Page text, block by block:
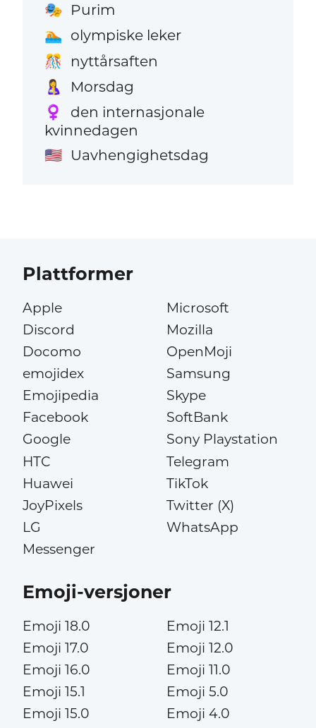
🎭 Purim
🏊 olympiske leker
🎊 nyttårsaften
🤱 Morsdag
♀️
den internasjonale
kvinnedagen
🇺🇸 Uavhengighetsdag
Plattformer
Apple
Discord
Docomo
emojidex
Emojipedia
Facebook
Google
HTC
Huawei
JoyPixels
LG
Messenger
Microsoft
Mozilla
OpenMoji
Samsung
Skype
SoftBank
Sony Playstation
Telegram
TikTok
Twitter (X)
WhatsApp
Emoji-versjoner
Emoji 18.0
Emoji 17.0
Emoji 16.0
Emoji 15.1
Emoji 15.0
Emoji 12.1
Emoji 12.0
Emoji 11.0
Emoji 5.0
Emoji 4.0